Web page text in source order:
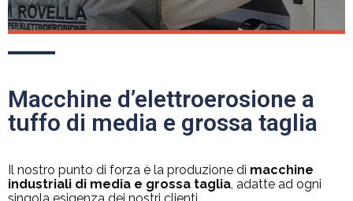
Macchine d’elettroerosione a
tuffo di media e grossa taglia
Il nostro punto di forza è la produzione di macchine
industriali di media e grossa taglia, adatte ad ogni